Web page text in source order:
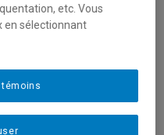
d'apprentissage
etc. Vous
en sélectionnant